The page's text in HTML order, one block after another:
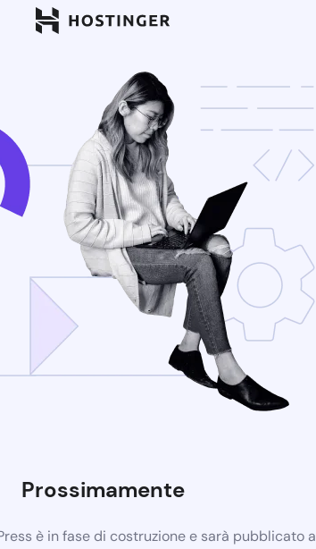
Prossimamente
è in fase di costruzione e sarà pubblicato